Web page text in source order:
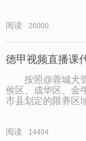
阅读 26000
德甲视频直播课
按照@蓉城犬管
侯区、成华区、金
市县划定的限养
阅读 14494